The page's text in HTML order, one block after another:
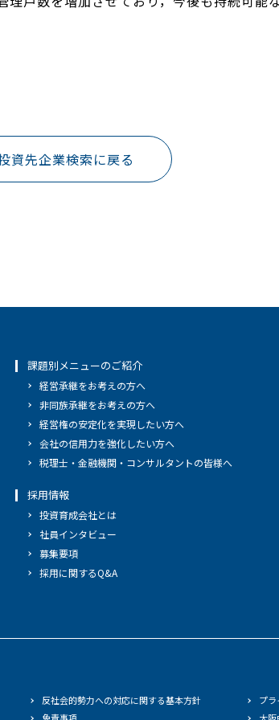
資先企業検索に戻る
課題別メニューのご紹介
経営承継をお考えの方へ
非同族承継をお考えの方へ
経営権の安定化を実現したい方へ
会社の信用力を強化したい方へ
税理士・金融機関・コンサルタントの皆様へ
採用情報
投資育成会社とは
社員インタビュー
募集要項
採用に関するQ&A
反社会的勢力への対応に関する基本方針
プ